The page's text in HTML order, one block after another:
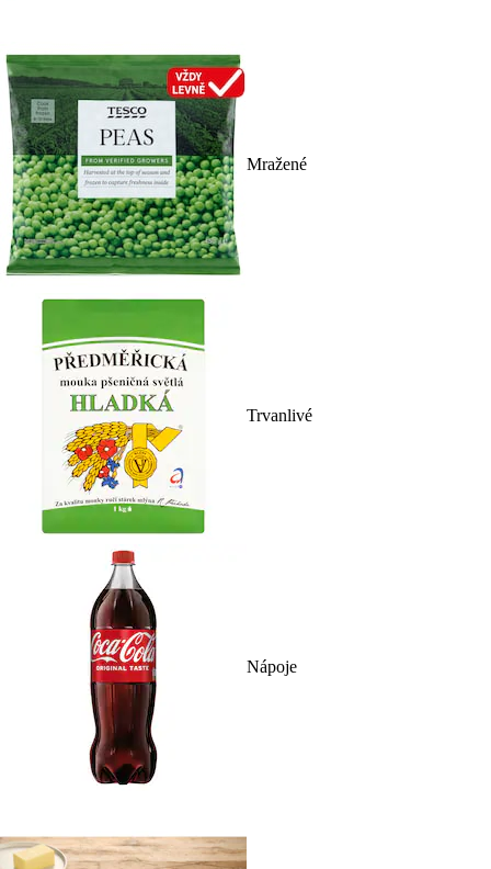
Mražené
Trvanlivé
Nápoje